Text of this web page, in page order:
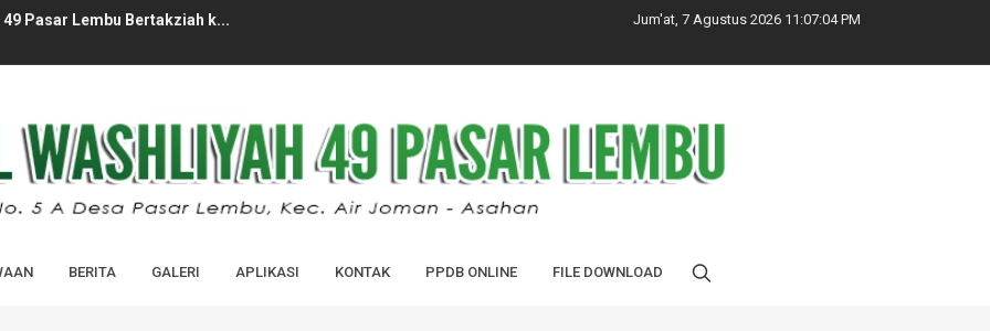
Pasar Lembu Bertakziah k...
MADRASAH MADRASAH (MATAMUDA) ...
2026/2027 MAS AL-WASHLI...
PELAJARAN 2025/2026 MAS AL...
Jum'at, 7 Agustus 2026 11:07:05 PM
BERITA GALERI APLIKASI KONTAK PPDB ONLINE FILE DOWNLOAD